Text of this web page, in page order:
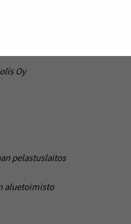
Oy
pelastuslaitos
aluetoimisto